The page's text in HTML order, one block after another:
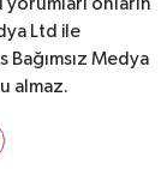
onların
Ltd ile
Medya
almaz.